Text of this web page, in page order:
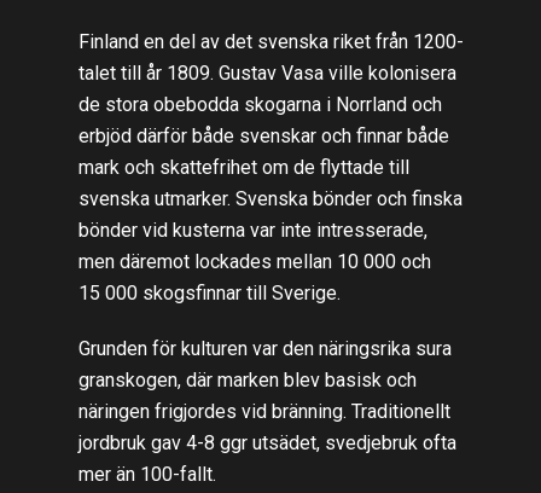
Finland en del av det svenska riket från 1200-
talet till år 1809. Gustav Vasa ville kolonisera
de stora obebodda skogarna i Norrland och
erbjöd därför både svenskar och finnar både
mark och skattefrihet om de flyttade till
svenska utmarker. Svenska bönder och finska
bönder vid kusterna var inte intresserade,
men däremot lockades mellan 10 000 och
15 000 skogsfinnar till Sverige.
Grunden för kulturen var den näringsrika sura
granskogen, där marken blev basisk och
näringen frigjordes vid bränning. Traditionellt
jordbruk gav 4-8 ggr utsädet, svedjebruk ofta
mer än 100-fallt.